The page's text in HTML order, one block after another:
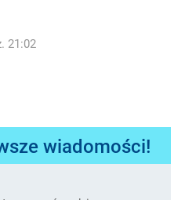
21:02
wiadomości!